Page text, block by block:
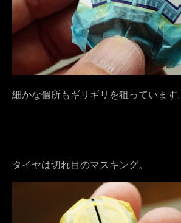
細かな個所もギリギリを狙っています。
タイヤは切れ目のマスキング。